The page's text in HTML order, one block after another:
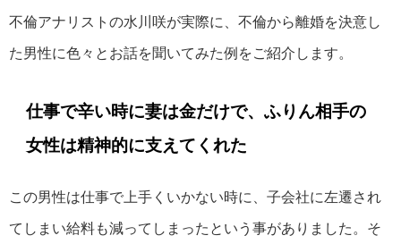
不倫アナリストの水川咲が実際に、不倫から離婚を決意し
た男性に色々とお話を聞いてみた例をご紹介します。
仕事で辛い時に妻は金だけで、ふりん相手の
女性は精神的に支えてくれた
この男性は仕事で上手くいかない時に、子会社に左遷され
てしまい給料も減ってしまったという事がありました。そ